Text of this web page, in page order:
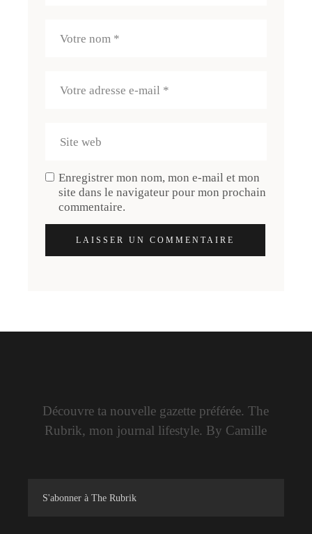
Enregistrer mon nom, mon e-mail et mon
site dans le navigateur pour mon prochain
commentaire.
LAISSER UN COMMENTAIRE
Découvre ta nouvelle gazette préférée. The
Rubrik, mon journal lifestyle. By Camille